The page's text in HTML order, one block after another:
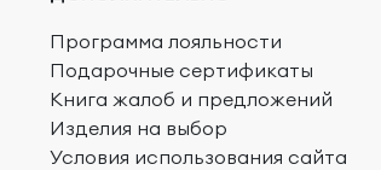
Программа лояльности
Подарочные сертификаты
Книга жалоб и предложений
Изделия на выбор
Условия использования сайта